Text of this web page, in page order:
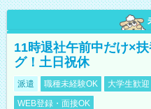
11時退社午前中だけ×
グ！土日祝休
派遣 職種未経験OK 大学生歓迎
WEB登録・面接OK